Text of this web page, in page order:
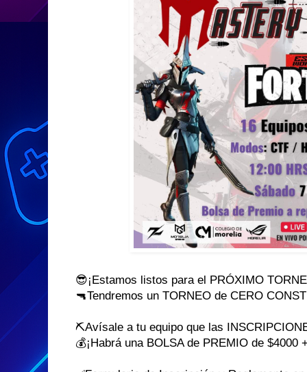
😎¡Estamos listos para el PRÓXIMO
🔫Tendremos un TORNEO de CERO
⛏Avísale a tu equipo que las
💰¡Habrá una BOLSA de PREMIO de $4000